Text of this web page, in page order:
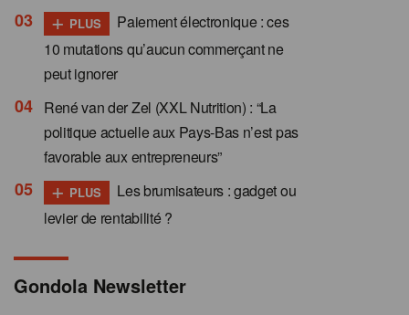
+ PLUS
Paiement électronique : ces
10 mutations qu’aucun commerçant ne
peut ignorer
René van der Zel (XXL Nutrition) : “La
politique actuelle aux Pays-Bas n’est pas
favorable aux entrepreneurs”
+ PLUS
Les brumisateurs : gadget ou
levier de rentabilité ?
Gondola Newsletter